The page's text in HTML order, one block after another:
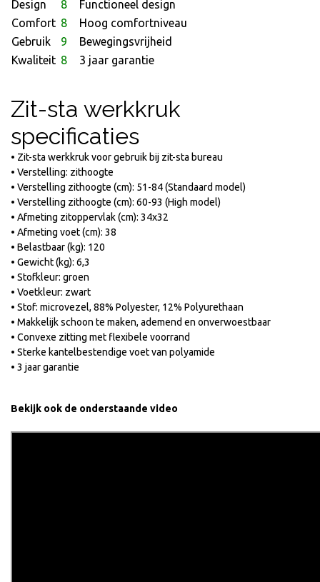
Design 8
Functioneel design
Comfort 8
Hoog comfortniveau
Gebruik
9
Bewegingsvrijheid
Kwaliteit 8 3 jaar garantie
Zit-sta werkkruk
specificaties
• Zit-sta werkkruk voor gebruik bij zit-sta bureau
• Verstelling: zithoogte
• Verstelling zithoogte (cm): 51-84 (Standaard model)
• Verstelling zithoogte (cm): 60-93 (High model)
• Afmeting zitoppervlak (cm): 34x32
• Afmeting voet (cm): 38
• Belastbaar (kg): 120
• Gewicht (kg): 6,3
• Stofkleur: groen
• Voetkleur: zwart
• Stof: microvezel, 88% Polyester, 12% Polyurethaan
• Makkelijk schoon te maken, ademend en onverwoestbaar
• Convexe zitting met flexibele voorrand
• Sterke kantelbestendige voet van polyamide
• 3 jaar garantie
Bekijk ook de onderstaande video